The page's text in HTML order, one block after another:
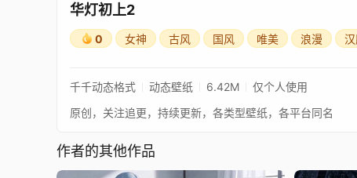
华灯初上2
0 女神 古风 国风 唯美 浪漫
千千动态格式 动态壁纸 6.42M 仅个人使用
原创，关注追更，持续更新，各类型壁纸，各平台同名
作者的其他作品